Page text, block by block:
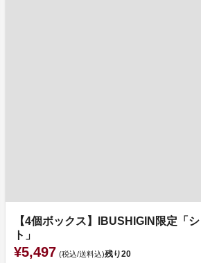
【4個ボックス】IBUSHIGIN限定「
ト」
¥5,497 (税込/送料込)残り20